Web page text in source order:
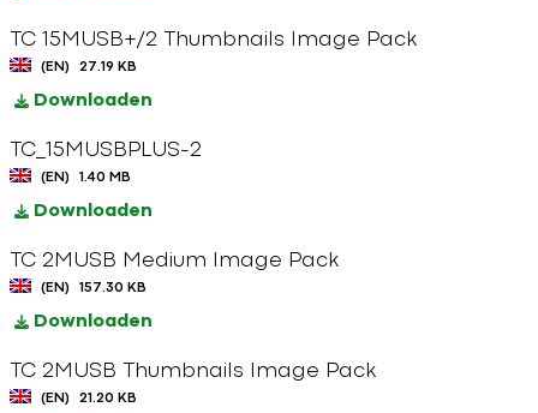
TC 15MUSB+/2 Thumbnails Image Pack
(EN) 27.19 KB
Downloaden
TC_15MUSBPLUS-2
(EN) 1.40 MB
Downloaden
TC 2MUSB Medium Image Pack
(EN) 157.30 KB
Downloaden
TC 2MUSB Thumbnails Image Pack
(EN) 21.20 KB